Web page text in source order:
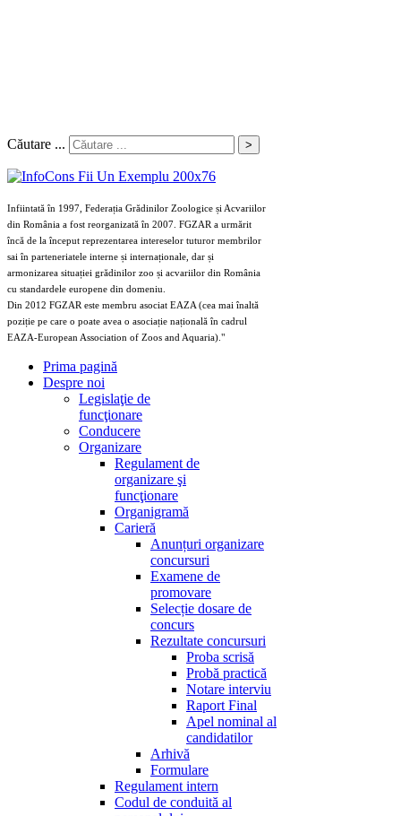
Căutare ... >
Infiintată în 1997, Federația Grădinilor Zoologice și Acvariilor
din România a fost reorganizată în 2007. FGZAR a urmărit
încă de la început reprezentarea intereselor tuturor membrilor
sai în parteneriatele interne și internaționale, dar și
armonizarea situației grădinilor zoo și acvariilor din România
cu standardele europene din domeniu.
Din 2012 FGZAR este membru asociat EAZA (cea mai înaltă
poziție pe care o poate avea o asociație națională în cadrul
EAZA-European Association of Zoos and Aquaria)."
Prima pagină
Despre noi
Legislaţie de
funcţionare
Conducere
Organizare
Regulament de
organizare şi
funcţionare
Organigramă
Carieră
Anunțuri organizare
concursuri
Examene de
promovare
Selecție dosare de
concurs
Rezultate concursuri
Proba scrisă
Probă practică
Notare interviu
Raport Final
Apel nominal al
candidatilor
Arhivă
Formulare
Regulament intern
Codul de conduită al